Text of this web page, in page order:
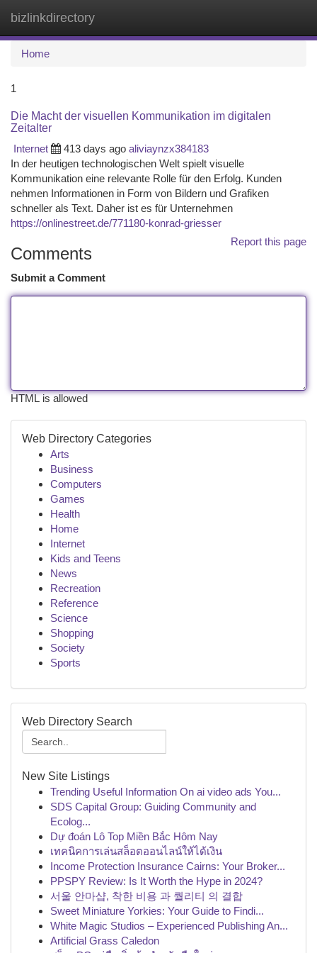
bizlinkdirectory
Home
1
Die Macht der visuellen Kommunikation im digitalen
Zeitalter
Internet
413 days ago aliviaynzx384183
In der heutigen technologischen Welt spielt visuelle
Kommunikation eine relevante Rolle für den Erfolg. Kunden
nehmen Informationen in Form von Bildern und Grafiken
schneller als Text. Daher ist es für Unternehmen
https://onlinestreet.de/771180-konrad-griesser
Report this page
Comments
Submit a Comment
HTML is allowed
Web Directory Categories
Arts
Business
Computers
Games
Health
Home
Internet
Kids and Teens
News
Recreation
Reference
Science
Shopping
Society
Sports
Web Directory Search
New Site Listings
Trending Useful Information On ai video ads You...
SDS Capital Group: Guiding Community and
Ecolog...
Dự đoán Lô Top Miền Bắc Hôm Nay
เทคนิคการเล่นสล็อตออนไลน์ให้ได้เงิน
Income Protection Insurance Cairns: Your Broker...
PPSPY Review: Is It Worth the Hype in 2024?
서울 안마샵, 착한 비용 과 퀄리티 의 결합
Sweet Miniature Yorkies: Your Guide to Findi...
White Magic Studios – Experienced Publishing An...
Artificial Grass Caledon